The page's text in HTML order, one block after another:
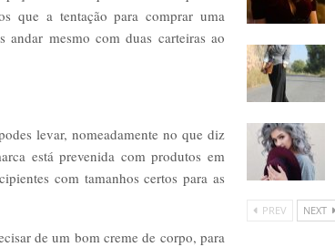
que a tentação para comprar uma
mesmo com duas carteiras ao
levar, nomeadamente no que diz
está prevenida com produtos em
com tamanhos certos para as
de um bom creme de corpo, para
PREV NEXT